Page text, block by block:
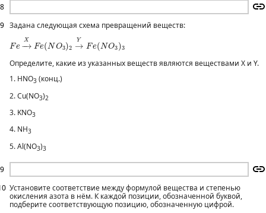
8
9
9
Задана следующая схема превращений веществ:
Fe
X
−
→ Fe(N O3)2
Y
→ Fe(NO3)3
→X →Y
Определите, какие из указанных веществ являются веществами X и Y.
1. HNO3 (конц.)
2. Cu(NO3)2
3. KNO3
4. NH3
5. Al(NO3)3
Установите соответствие между формулой вещества и степенью
окисления азота в нём. К каждой позиции, обозначенной буквой,
подберите соответствующую позицию, обозначенную цифрой.